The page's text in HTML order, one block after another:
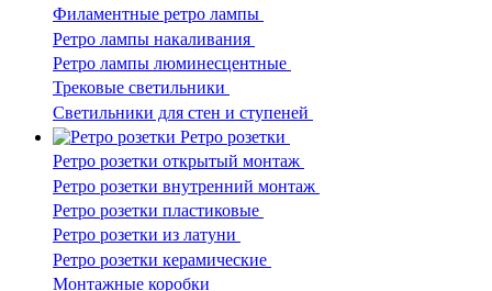
Филаментные ретро лампы
Ретро лампы накаливания
Ретро лампы люминесцентные
Трековые светильники
Светильники для стен и ступеней
Ретро розетки
Ретро розетки открытый монтаж
Ретро розетки внутренний монтаж
Ретро розетки пластиковые
Ретро розетки из латуни
Ретро розетки керамические
Монтажные коробки